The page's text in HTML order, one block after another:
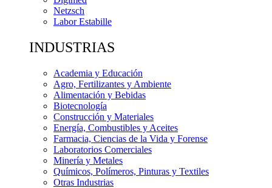
Netzsch
Labor Estabille
INDUSTRIAS
Academia y Educación
Agro, Fertilizantes y Ambiente
Alimentación y Bebidas
Biotecnología
Construcción y Materiales
Energía, Combustibles y Aceites
Farmacia, Ciencias de la Vida y Forense
Laboratorios Comerciales
Minería y Metales
Químicos, Polímeros, Pinturas y Textiles
Otras Industrias